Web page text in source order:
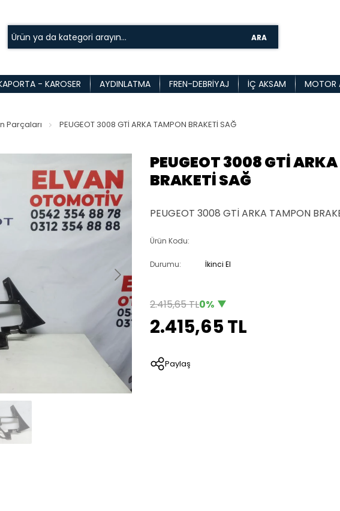
ARA
- KAROSER AYDINLATMA FREN-DEBRIYAJ İÇ AKSAM MOTOR
Parçaları PEUGEOT 3008 GTİ ARKA TAMPON BRAKETİ SAĞ
PEUGEOT 3008 GTİ
BRAKETİ SAĞ
PEUGEOT 3008 GTİ ARKA TAMPON
Ürün Kodu:
Durumu: İkinci El
2.415,65 TL0%
2.415,65 TL
Paylaş